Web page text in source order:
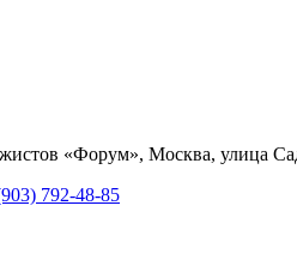
«Форум», Москва, улица
792-48-85